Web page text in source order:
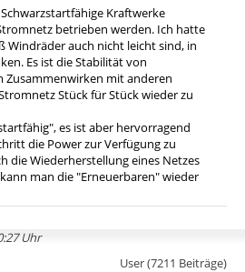
Kraftwerke
betrieben werden. Ich hatte
Windräder auch nicht leicht sind, in
Es ist die Stabilität von
Zusammenwirken mit anderen
Stück für Stück wieder zu
es ist aber hervorragend
die Power zur Verfügung zu
die Wiederherstellung eines Netzes
man die "Erneuerbaren" wieder
Uhr
User (7211 Beiträge)